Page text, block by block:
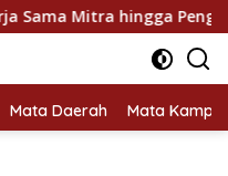
Pengadaan Almamater
Mata Daerah Mata